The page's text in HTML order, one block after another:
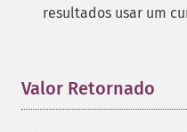
resultados usar um
Valor Retornado